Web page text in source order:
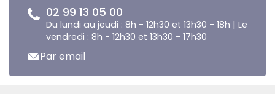
02 99 13 05 00
Du lundi au jeudi : 8h - 12h30 et 13h30 - 18h | Le
vendredi : 8h - 12h30 et 13h30 - 17h30
Par email